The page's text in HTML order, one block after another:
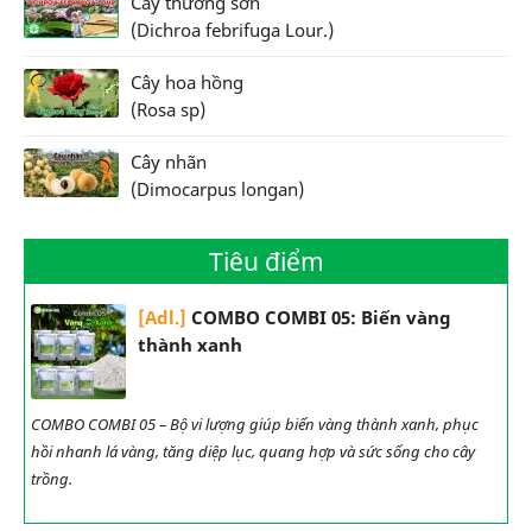
(Dichroa febrifuga Lour.)
Cây hoa hồng
(Rosa sp)
Cây nhãn
(Dimocarpus longan)
Tiêu điểm
[Adl.] COMBO COMBI 05: Biến vàng
thành xanh
COMBO COMBI 05 – Bộ vi lượng giúp biến vàng thành xanh, phục
hồi nhanh lá vàng, tăng diệp lục, quang hợp và sức sống cho cây
trồng.